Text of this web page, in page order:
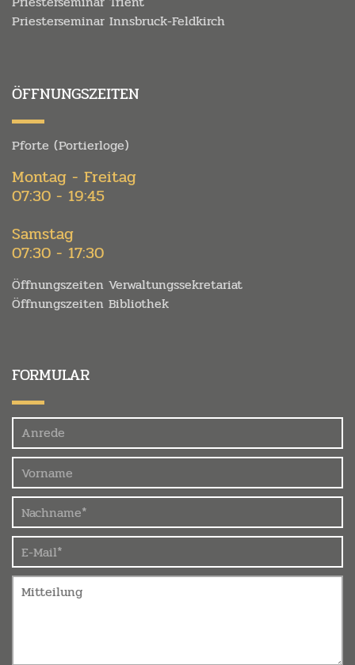
Priesterseminar Innsbruck-Feldkirch
ÖFFNUNGSZEITEN
Pforte (Portierloge)
Montag - Freitag
07:30 - 19:45
Samstag
07:30 - 17:30
Öffnungszeiten Verwaltungssekretariat
Öffnungszeiten Bibliothek
FORMULAR
Felder